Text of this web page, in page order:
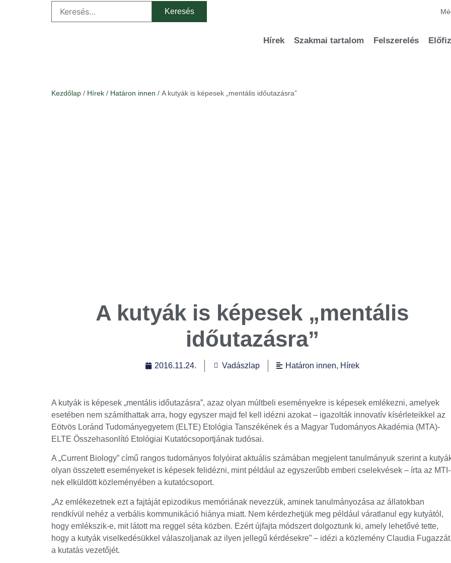
Hírek Szakmai tartalom Felszerelés
Kezdőlap / Hírek / Határon innen / A kutyák is képesek „mentális időutazásra”
A kutyák is képesek „mentális
időutazásra”
2016.11.24. Vadászlap Határon innen, Hírek
A kutyák is képesek „mentális időutazásra”, azaz olyan múltbeli eseményekre is képesek emlékezni, amelyek
esetében nem számíthattak arra, hogy egyszer majd fel kell idézni azokat – igazolták innovatív kísérleteikkel az
Eötvös Loránd Tudományegyetem (ELTE) Etológia Tanszékének és a Magyar Tudományos Akadémia (MTA)-
ELTE Összehasonlító Etológiai Kutatócsoportjának tudósai.
A „Current Biology” című rangos tudományos folyóirat aktuális számában megjelent tanulmányuk szerint a
olyan összetett eseményeket is képesek felidézni, mint például az egyszerűbb emberi cselekvések – írta az MTI-
nek elküldött közleményében a kutatócsoport.
„Az emlékezetnek ezt a fajtáját epizodikus memóriának nevezzük, aminek tanulmányozása az állatokban
rendkívül nehéz a verbális kommunikáció hiánya miatt. Nem kérdezhetjük meg például váratlanul egy kutyától,
hogy emlékszik-e, mit látott ma reggel séta közben. Ezért újfajta módszert dolgoztunk ki, amely lehetővé tette,
hogy a kutyák viselkedésükkel válaszoljanak az ilyen jellegű kérdésekre” – idézi a közlemény Claudia
a kutatás vezetőjét.